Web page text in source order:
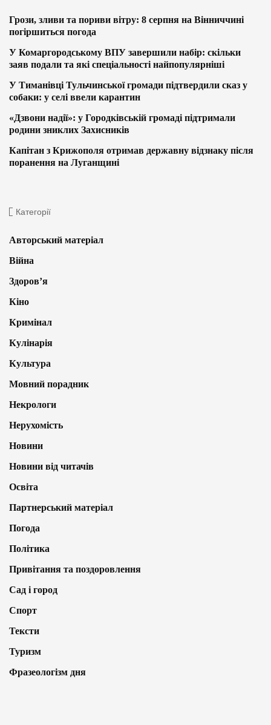
Грози, зливи та пориви вітру: 8 серпня на Вінниччині
погіршиться погода
У Комаргородському ВПУ завершили набір: скільки
заяв подали та які спеціальності найпопулярніші
У Тиманівці Тульчинської громади підтвердили сказ у
собаки: у селі ввели карантин
«Дзвони надії»: у Городківській громаді підтримали
родини зниклих Захисників
Капітан з Крижополя отримав державну відзнаку після
поранення на Луганщині
Категорії
Авторський матеріал
Війна
Здоров’я
Кіно
Кримінал
Кулінарія
Культура
Мовний порадник
Некрологи
Нерухомість
Новини
Новини від читачів
Освіта
Партнерський матеріал
Погода
Політика
Привітання та поздоровлення
Сад і город
Спорт
Тексти
Туризм
Фразеологізм дня